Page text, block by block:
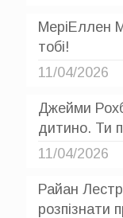
МеріЕллен
тобі!
11/04/2026
Джейми
дитино. Ти
11/04/2026
Райан
розпізнати